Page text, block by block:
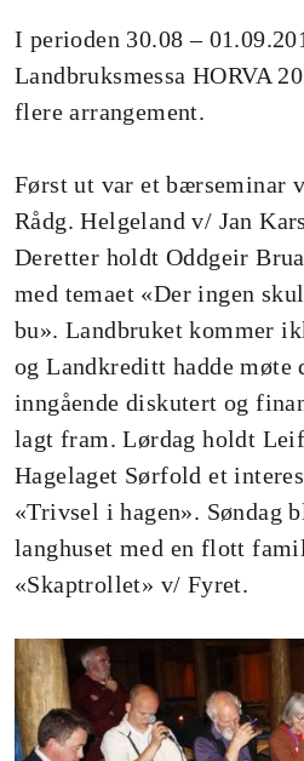
I perioden 30.08 –
Landbruksmessa HORVA
flere arrangement.
Først ut var et bærseminar
Rådg. Helgeland v/ Jan
Deretter holdt Oddgeir
med temaet «Der ingen
bu». Landbruket kommer
og Landkreditt hadde møte
inngående diskutert og
lagt fram. Lørdag holdt
Hagelaget Sørfold et
«Trivsel i hagen». Søndag
langhuset med en flott
«Skaptrollet» v/ Fyret.